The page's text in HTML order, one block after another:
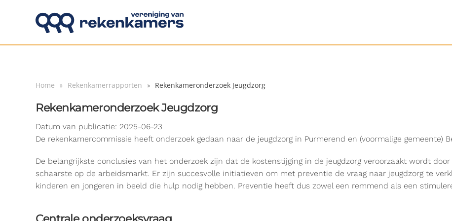
Overslaan en naar de inhoud gaan
Home Rekenkamerrapporten Rekenkameronderzoek Jeugdzorg
Rekenkameronderzoek Jeugdzorg
Datum van publicatie: 2025-06-23
De rekenkamercommissie heeft onderzoek gedaan naar de jeugdzorg in Purmerend en (voormalige gemeente)
De belangrijkste conclusies van het onderzoek zijn dat de kostenstijging in de jeugdzorg veroorzaakt wordt
schaarste op de arbeidsmarkt. Er zijn succesvolle initiatieven om met preventie de vraag naar jeugdzorg te
kinderen en jongeren in beeld die hulp nodig hebben. Preventie heeft dus zowel een remmend als een